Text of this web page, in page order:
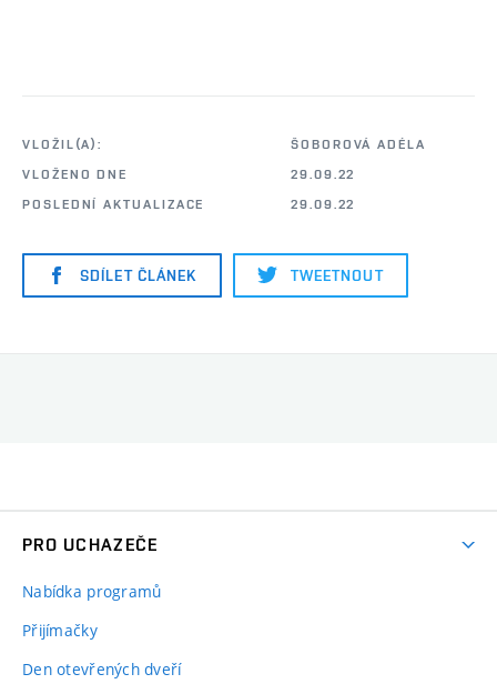
VLOŽIL(A):
ŠOBOROVÁ ADÉLA
VLOŽENO DNE
29.09.22
POSLEDNÍ AKTUALIZACE
29.09.22
SDÍLET ČLÁNEK TWEETNOUT
PRO UCHAZEČE
Nabídka programů
Přijímačky
Den otevřených dveří